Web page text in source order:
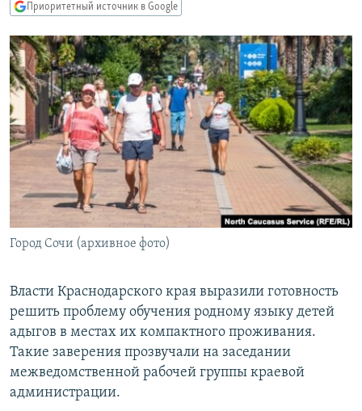
Вернутся
поиску
КАВКАЗ.РЕАЛИИ
СЕВЕР.РЕАЛИИ
СИБИРЬ.РЕАЛИИ
РАСПИСАНИЕ ВЕЩАНИЯ
ПОДПИШИТЕСЬ НА РАССЫЛКУ
СОЦИАЛЬНЫЕ СЕТИ
Все сайты РСЕ/РС
Приоритетный источник в Google
Город Сочи (архивное фото)
Власти Краснодарского края выразили готовность
решить проблему обучения родному языку детей
адыгов в местах их компактного проживания.
Такие заверения прозвучали на заседании
межведомственной рабочей группы краевой
администрации.